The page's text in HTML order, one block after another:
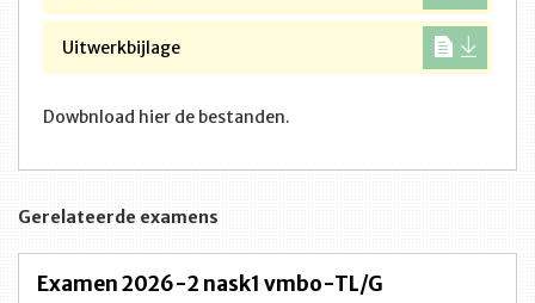
Uitwerkbijlage
Dowbnload hier de bestanden.
Gerelateerde examens
Examen 2026-2 nask1 vmbo-TL/G